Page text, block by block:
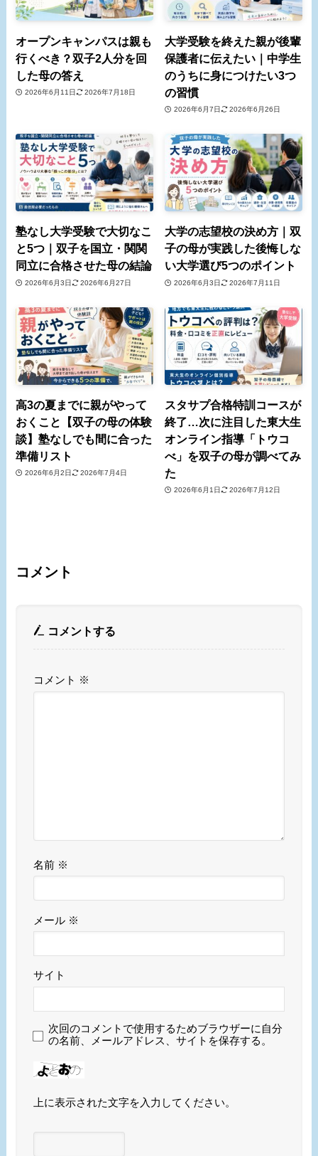
オープンキャンパスは親も
行くべき？双子2人分を回
した母の答え
2026年6月11日 2026年7月18日
大学受験を終えた親が後輩
保護者に伝えたい｜中学生
のうちに身につけたい3つ
の習慣
2026年6月7日 2026年6月26日
塾なし大学受験で大切なこ
と5つ｜双子を国立・関関
同立に合格させた母の結論
2026年6月3日 2026年6月27日
大学の志望校の決め方｜双
子の母が実践した後悔しな
い大学選び5つのポイント
2026年6月3日 2026年7月11日
高3の夏までに親がやって
おくこと【双子の母の体験
談】塾なしでも間に合った
準備リスト
2026年6月2日 2026年7月4日
スタサプ合格特訓コースが
終了…次に注目した東大生
オンライン指導「トウコ
べ」を双子の母が調べてみ
た
2026年6月1日 2026年7月12日
コメント
コメントする
コメント ※
名前 ※
メール ※
サイト
次回のコメントで使用するためブラウザーに自分
の名前、メールアドレス、サイトを保存する。
上に表示された文字を入力してください。